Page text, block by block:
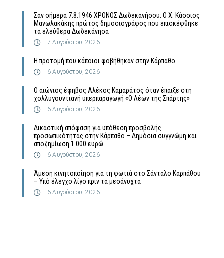
Σαν σήμερα 7.8.1946 ΧΡΟΝΟΣ Δωδεκανήσου: Ο Χ. Κάσσιος
Μανωλακάκης πρώτος δημοσιογράφος που επισκέφθηκε
τα ελεύθερα Δωδεκάνησα
7 Αυγούστου, 2026
Η προτομή που κάποιοι φοβήθηκαν στην Κάρπαθο
6 Αυγούστου, 2026
Ο αιώνιος έφηβος Αλέκος Καμαράτος όταν έπαιξε στη
χολλυγουντιανή υπερπαραγωγή «Ο Λέων της Σπάρτης»
6 Αυγούστου, 2026
Δικαστική απόφαση για υπόθεση προσβολής
προσωπικότητας στην Κάρπαθο – Δημόσια συγγνώμη και
αποζημίωση 1.000 ευρώ
6 Αυγούστου, 2026
Άμεση κινητοποίηση για τη φωτιά στο Σάνταλο Καρπάθου
– Υπό έλεγχο λίγο πριν τα μεσάνυχτα
6 Αυγούστου, 2026